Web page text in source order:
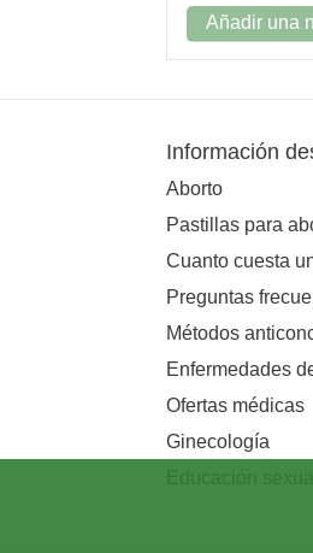
Añadir una
Información
Aborto
Pastillas para
Cuanto cuesta
Preguntas
Métodos
Enfermedades
Ofertas médicas
Ginecología